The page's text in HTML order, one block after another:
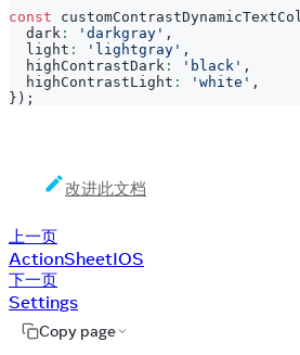
const
  dark
: 'darkgray' ,
  light
: 'lightgray' ,
  highContrastDark
: 'black' ,
  highContrastLight
: 'white' ,
} ) ;
改进此文档
上一页
ActionSheetIOS
下一页
Settings
Copy page